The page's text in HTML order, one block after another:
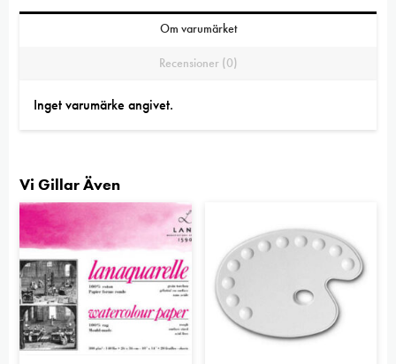
Om varumärket
Recensioner (0)
Inget varumärke angivet.
Vi Gillar Även